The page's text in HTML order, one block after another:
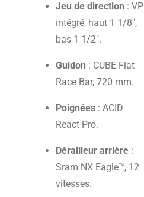
Jeu de direction : VP
intégré, haut 1 1/8",
bas 1 1/2".
Guidon : CUBE Flat
Race Bar, 720 mm.
Poignées : ACID
React Pro.
Dérailleur arrière :
Sram NX Eagle™, 12
vitesses.